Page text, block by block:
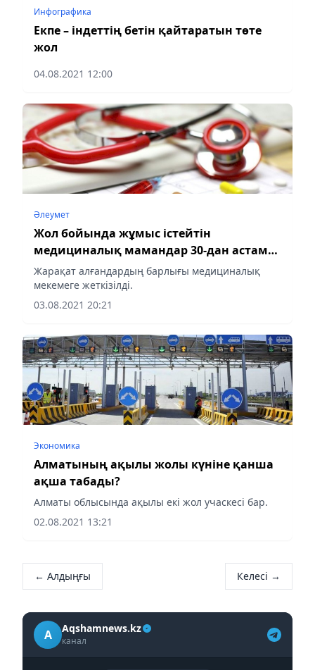
Инфографика
Екпе – індеттің бетін қайтаратын төте
жол
04.08.2021 12:00
Әлеумет
Жол бойында жұмыс істейтін
медициналық мамандар 30-дан астам
адамды құтқарды
Жарақат алғандардың барлығы медициналық
мекемеге жеткізілді.
03.08.2021 20:21
Экономика
Алматының ақылы жолы күніне қанша
ақша табады?
Алматы облысында ақылы екі жол учаскесі бар.
02.08.2021 13:21
← Алдыңғы Келесі →
A Aqshamnews.kz
канал